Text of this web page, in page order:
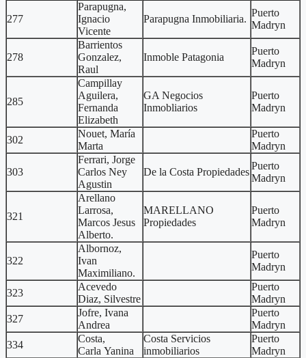
277
Parapugna,
Ignacio
Vicente
Parapugna Inmobiliaria.
Puerto
Madryn
278
Barrientos
Gonzalez,
Raul
Inmoble Patagonia
Puerto
Madryn
285
Campillay
Aguilera,
Fernanda
Elizabeth
GA Negocios
Inmobliarios
Puerto
Madryn
302
Nouet, María
Marta
Puerto
Madryn
303
Ferrari, Jorge
Carlos Ney
Agustin
De la Costa Propiedades
Puerto
Madryn
321
Arellano
Larrosa,
Marcos Jesus
Alberto.
MARELLANO
Propiedades
Puerto
Madryn
322
Albornoz,
Ivan
Maximiliano.
Puerto
Madryn
323
Acevedo
Diaz, Silvestre
Puerto
Madryn
327
Jofre, Ivana
Andrea
Puerto
Madryn
334
Costa,
Carla Yanina
Costa Servicios
inmobiliarios
Puerto
Madryn